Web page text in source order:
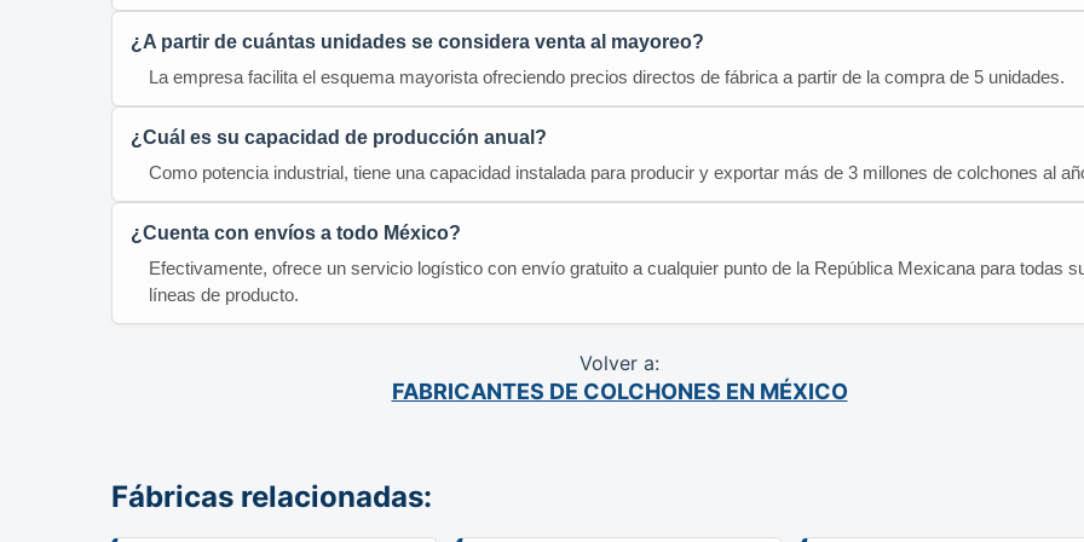
¿A partir de cuántas unidades se considera venta al mayoreo?
La empresa facilita el esquema mayorista ofreciendo precios directos de fábrica a partir de la compra de 5 unidades.
¿Cuál es su capacidad de producción anual?
Como potencia industrial, tiene una capacidad instalada para producir y exportar más de 3 millones de colchones al
¿Cuenta con envíos a todo México?
Efectivamente, ofrece un servicio logístico con envío gratuito a cualquier punto de la República Mexicana para todas
líneas de producto.
Volver a:
FABRICANTES DE COLCHONES EN MÉXICO
Fábricas relacionadas: